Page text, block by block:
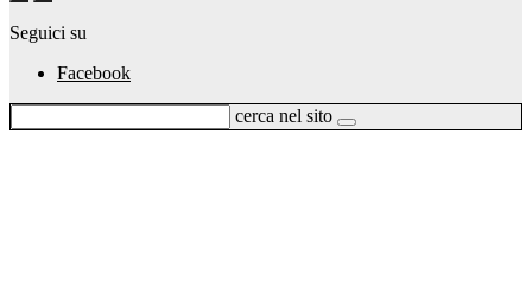
Seguici su
Facebook
cerca nel sito